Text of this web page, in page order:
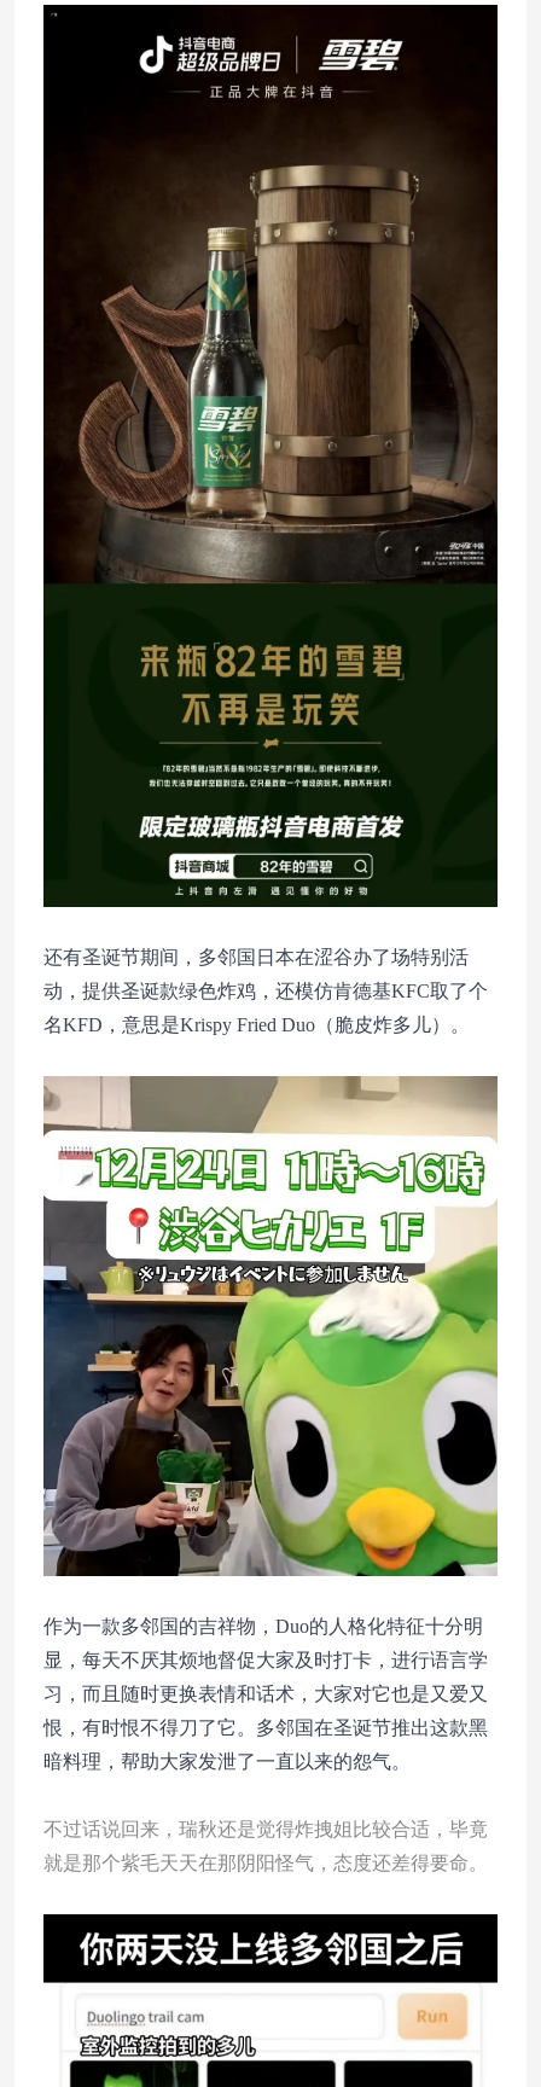
还有圣诞节期间，多邻国日本在涩谷办了场特别活
动，提供圣诞款绿色炸鸡，还模仿肯德基KFC取了个
名KFD，意思是Krispy Fried Duo（脆皮炸多儿）。
作为一款多邻国的吉祥物，Duo的人格化特征十分明
显，每天不厌其烦地督促大家及时打卡，进行语言学
习，而且随时更换表情和话术，大家对它也是又爱又
恨，有时恨不得刀了它。多邻国在圣诞节推出这款黑
暗料理，帮助大家发泄了一直以来的怨气。
不过话说回来，瑞秋还是觉得炸拽姐比较合适，毕竟
就是那个紫毛天天在那阴阳怪气，态度还差得要命。